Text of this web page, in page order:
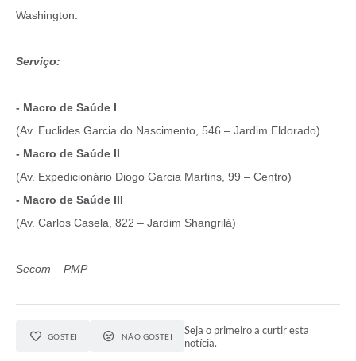
Washington.
Serviço:
- Macro de Saúde I
(Av. Euclides Garcia do Nascimento, 546 – Jardim Eldorado)
- Macro de Saúde II
(Av. Expedicionário Diogo Garcia Martins, 99 – Centro)
- Macro de Saúde III
(Av. Carlos Casela, 822 – Jardim Shangrilá)
Secom – PMP
GOSTEI NÃO GOSTEI
Seja o primeiro a curtir esta
notícia.